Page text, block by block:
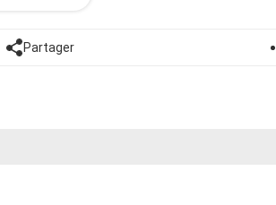
Partager